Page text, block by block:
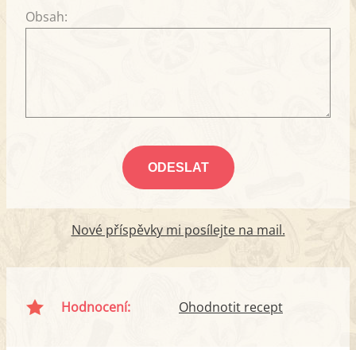
Obsah:
Nové příspěvky mi posílejte na mail.
Hodnocení: Ohodnotit recept